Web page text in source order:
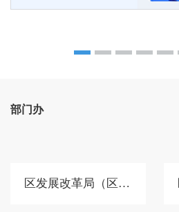
部门办
区发展改革局（区国动办）